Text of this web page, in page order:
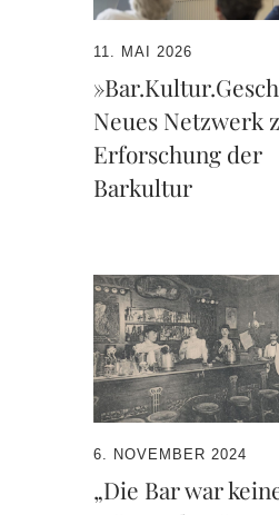
11. MAI 2026
Neues Netzwerk
Erforschung der
Barkultur
6. NOVEMBER 2024
„Die Bar war